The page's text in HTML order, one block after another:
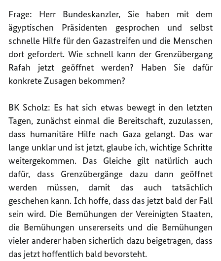
Frage: Herr Bundeskanzler, Sie haben mit dem
ägyptischen Präsidenten gesprochen und selbst
schnelle Hilfe für den Gazastreifen und die Menschen
dort gefordert. Wie schnell kann der Grenzübergang
Rafah jetzt geöffnet werden? Haben Sie dafür
konkrete Zusagen bekommen?
BK Scholz: Es hat sich etwas bewegt in den letzten
Tagen, zunächst einmal die Bereitschaft, zuzulassen,
dass humanitäre Hilfe nach Gaza gelangt. Das war
lange unklar und ist jetzt, glaube ich, wichtige Schritte
weitergekommen. Das Gleiche gilt natürlich auch
dafür, dass Grenzübergänge dazu dann geöffnet
werden müssen, damit das auch tatsächlich
geschehen kann. Ich hoffe, dass das jetzt bald der Fall
sein wird. Die Bemühungen der Vereinigten Staaten,
die Bemühungen unsererseits und die Bemühungen
vieler anderer haben sicherlich dazu beigetragen, dass
das jetzt hoffentlich bald bevorsteht.